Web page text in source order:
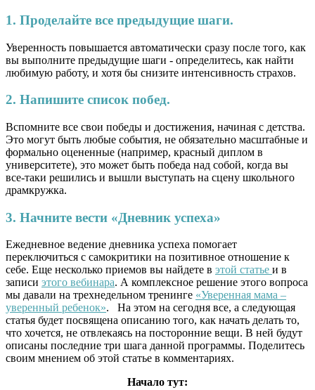
1. Проделайте все предыдущие шаги.
Уверенность повышается автоматически сразу после того, как
вы выполните предыдущие шаги - определитесь, как найти
любимую работу, и хотя бы снизите интенсивность страхов.
2. Напишите список побед.
Вспомните все свои победы и достижения, начиная с детства.
Это могут быть любые события, не обязательно масштабные и
формально оцененные (например, красный диплом в
университете), это может быть победа над собой, когда вы
все-таки решились и вышли выступать на сцену школьного
драмкружка.
3. Начните вести «Дневник успеха»
Ежедневное ведение дневника успеха помогает
переключиться с самокритики на позитивное отношение к
себе. Еще несколько приемов вы найдете в этой статье и в
записи этого вебинара. А комплексное решение этого вопроса
мы давали на трехнедельном тренинге «Уверенная мама –
уверенный ребенок». На этом на сегодня все, а следующая
статья будет посвящена описанию того, как начать делать то,
что хочется, не отвлекаясь на посторонние вещи. В ней будут
описаны последние три шага данной программы. Поделитесь
своим мнением об этой статье в комментариях.
Начало тут: